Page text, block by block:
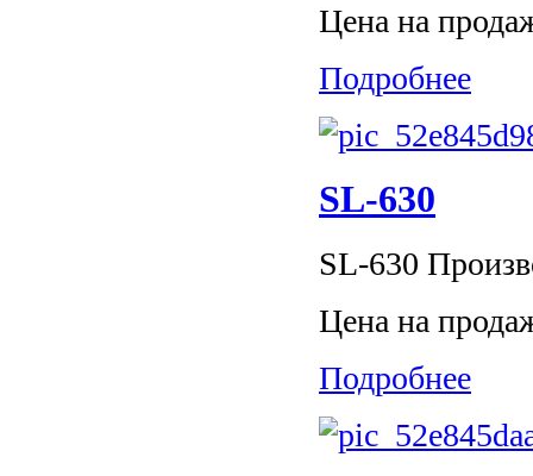
Цена на
Подробнее
SL-630
SL-630
Цена на
Подробнее